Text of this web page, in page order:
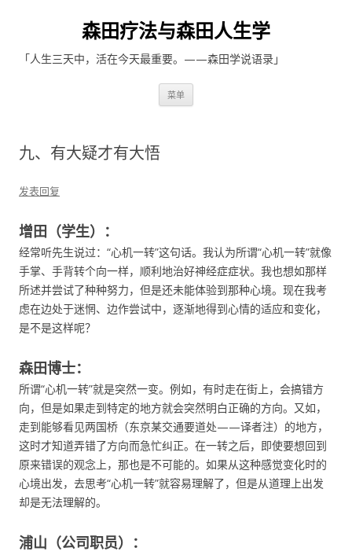
森田疗法与森田人生学
「人生三天中，活在今天最重要。——森田学说语录」
菜单
九、有大疑才有大悟
发表回复
增田（学生）：
经常听先生说过：“心机一转”这句话。我认为所谓“心机一转”就像
手掌、手背转个向一样，顺利地治好神经症症状。我也想如那样
所述并尝试了种种努力，但是还未能体验到那种心境。现在我考
虑在边处于迷惘、边作尝试中，逐渐地得到心情的适应和变化，
是不是这样呢？
森田博士：
所谓“心机一转”就是突然一变。例如，有时走在街上，会搞错方
向，但是如果走到特定的地方就会突然明白正确的方向。又如，
走到能够看见两国桥（东京某交通要道处——译者注）的地方，
这时才知道弄错了方向而急忙纠正。在一转之后，即使要想回到
原来错误的观念上，那也是不可能的。如果从这种感觉变化时的
心境出发，去思考“心机一转”就容易理解了，但是从道理上出发
却是无法理解的。
浦山（公司职员）：